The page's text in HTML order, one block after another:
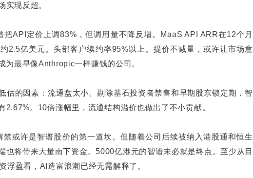
实现反超。
把API定价上调83%，但调用量不降反增。MaaS API ARR在12个月
2.5亿美元。头部客户续约率95%以上。提价不减量，或许让市场意
为最早像Anthropic一样赚钱的公司。
估的因素：流通盘太小。剔除基石投资者禁售和早期股东锁定期，智
2.67%。10倍涨幅里，流通结构溢价也做出了不小贡献。
禁或许是智谱股价的第一道坎。但随着公司后续被纳入港股通和恒生
也将带来大量南下资金。5000亿港元的智谱未必就是终点。至少从目
浮盈看，AI造富浪潮已经无需解释了。